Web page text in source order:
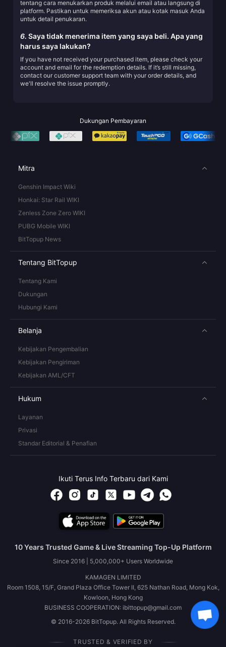
tentang cara menukarkan produk melalui email atau langsung di
platform. Pastikan untuk memeriksa akun atau kotak masuk Anda
untuk detail penukaran.
6. Saya tidak menerima item yang saya beli. Apa yang
harus saya lakukan?
If you have not received your purchased item, please check your
account and email for the redemption details. If it’s still missing,
contact our customer support team with your order details, and
we'll resolve the issue promptly.
Dukungan Pembayaran
Mitra
Genshin Impact Wiki
Honkai: Star Rail WIKI
Zenless Zone Zero WIKI
PUBG Mobile WIKI
BitTopup News
Tentang BitTopup
Tentang Kami
Dukungan
Hubungi Kami
Belanja
Kebijakan Pengembalian
Kebijakan Pengiriman
Kebijakan AML/CFT
Hukum
Layanan
Privasi
Standar Editorial & Penafian
Ikuti Terus Info Terbaru dari Kami
10 Years Trusted Game & Live Streaming Top-Up Platform
Since 2016 | 5,000,000+ Users Worldwide
KAMAGEN LIMITED
Room 1508, 15/F, Grand Plaza Office Tower II, 625 Nathan Road, Mong Kok,
Kowloon, Hong Kong
BUSINESS COOPERATION: ibittopup@gmail.com
© 2016-2026 BitTopup. All Rights Reserved.
TRUSTED & VERIFIED BY